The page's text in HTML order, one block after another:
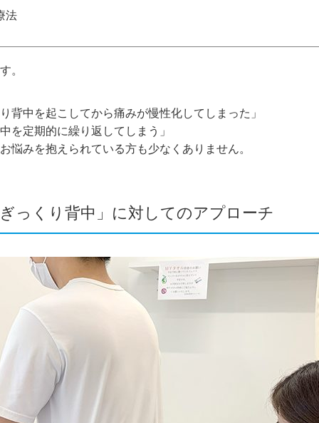
法
。
背中を起こしてから痛みが慢性化してしまった」
を定期的に繰り返してしまう」
悩みを抱えられている方も少なくありません。
ぎっくり背中」に対してのア